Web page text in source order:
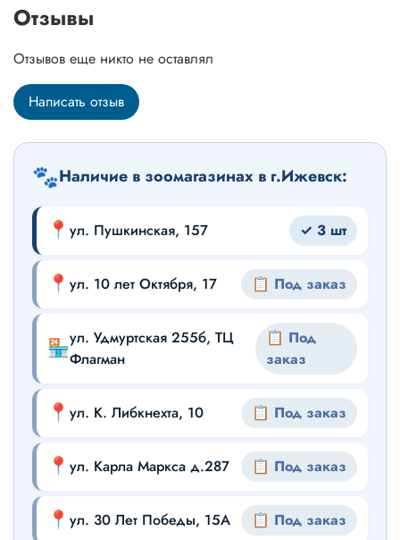
Отзывы
Отзывов еще никто не оставлял
Написать отзыв
🐾Наличие в зоомагазинах в г.Ижевск:
📍 ул. Пушкинская, 157 ✓ 3 шт
📍 ул. 10 лет Октября, 17 📋 Под заказ
🏪ул. Удмуртская 255б, ТЦ
Флагман
📋 Под
заказ
📍 ул. К. Либкнехта, 10 📋 Под заказ
📍 ул. Карла Маркса д.287 📋 Под заказ
📍 ул. 30 Лет Победы, 15А 📋 Под заказ